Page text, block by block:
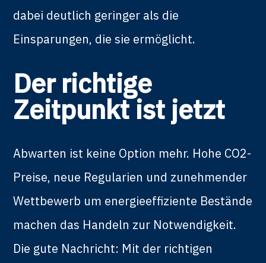
dabei deutlich geringer als die
Einsparungen, die sie ermöglicht.
Der richtige
Zeitpunkt ist jetzt
Abwarten ist keine Option mehr. Hohe CO2-
Preise, neue Regularien und zunehmender
Wettbewerb um energieeffiziente Bestände
machen das Handeln zur Notwendigkeit.
Die gute Nachricht: Mit der richtigen